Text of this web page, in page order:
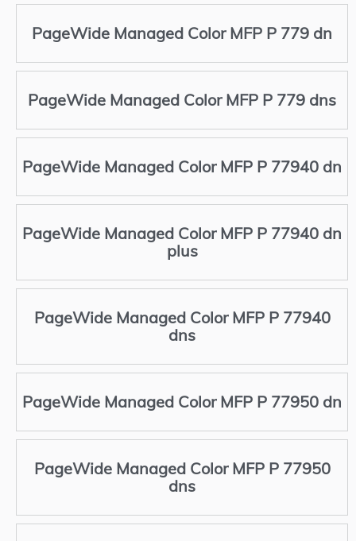
PageWide Managed Color MFP P 779 dn
PageWide Managed Color MFP P 779 dns
PageWide Managed Color MFP P 77940 dn
PageWide Managed Color MFP P 77940 dn
plus
PageWide Managed Color MFP P 77940
dns
PageWide Managed Color MFP P 77950 dn
PageWide Managed Color MFP P 77950
dns